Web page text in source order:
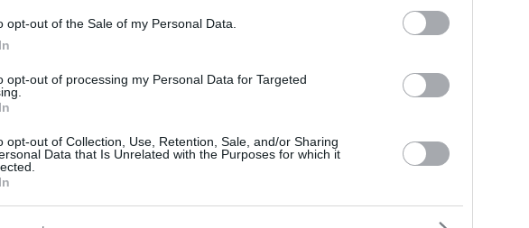
opt-out of the Sale of my Personal Data.
opt-out of processing my Personal Data for Targeted
opt-out of Collection, Use, Retention, Sale, and/or Sharing
Data that Is Unrelated with the Purposes for which it
ευρώ για κάθε παιδί
το 100% των πόρων
σχεδιάζει η κυβέρνηση
Lykavitos.gr στο Google News
όλες τις ειδήσεις